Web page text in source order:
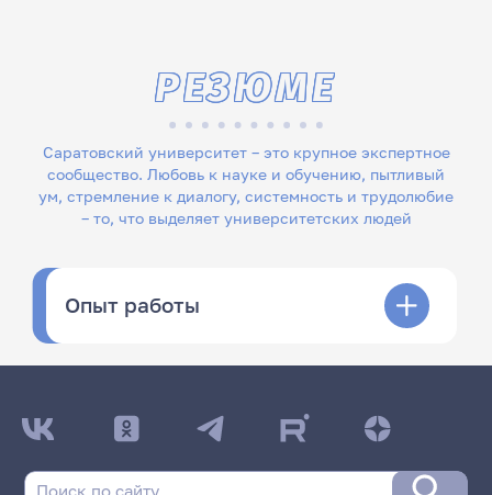
Саратовский университет – это крупное экспертное
сообщество. Любовь к науке и обучению, пытливый
ум, стремление к диалогу, системность и трудолюбие
– то, что выделяет университетских людей
РЕЗЮМЕ
Опыт работы